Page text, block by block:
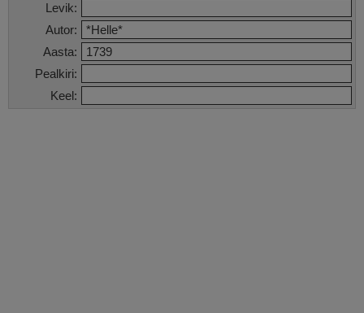
Levik:
Autor:
Aasta:
Pealkiri:
Keel: